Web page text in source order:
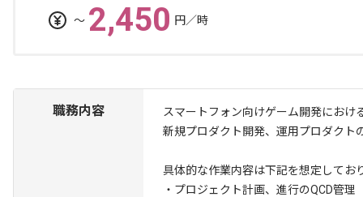
〜 2,450 円／時
職務内容
スマートフォン向けゲーム開発におけ
新規プロダクト開発、運用プロダクト
具体的な作業内容は下記を想定してお
・プロジェクト計画、進行のQCD管理